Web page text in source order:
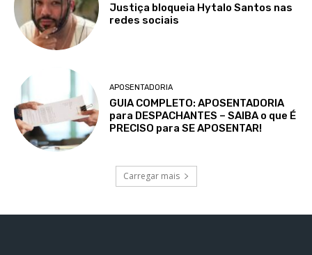
Justiça bloqueia Hytalo Santos nas
redes sociais
APOSENTADORIA
GUIA COMPLETO: APOSENTADORIA
para DESPACHANTES – SAIBA o que É
PRECISO para SE APOSENTAR!
Carregar mais